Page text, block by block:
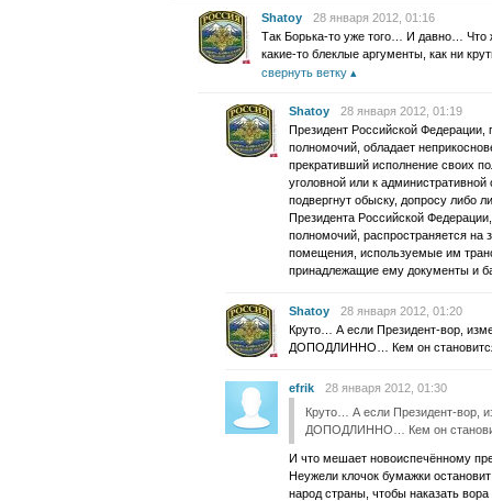
Shatoy
28 января 2012, 01:16
Так Борька-то уже того… И давно… Что
какие-то блеклые аргументы, как ни
свернуть ветку
Shatoy
28 января 2012, 01:19
Президент Российской Федерации,
полномочий, обладает
прекративший исполнение своих
уголовной или к
подвергнут обыску, допросу либо
Президента Российской
полномочий, распространяется
помещения, используемые им
принадлежащие ему документы и
Shatoy
28 января 2012, 01:20
Круто… А если Президент-вор,
ДОПОДЛИННО… Кем он становится,
efrik
28 января 2012, 01:30
Круто… А если Президент-вор,
ДОПОДЛИННО… Кем он
И что мешает новоиспечённому
Неужели клочок бумажки
народ страны, чтобы наказать